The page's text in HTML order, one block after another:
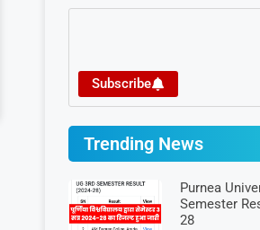
Subscribe
Trending News
Purnea
Semester
28